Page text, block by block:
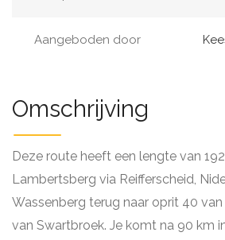
Aangeboden door
Omschrijving
Deze route heeft een lengte van
Lambertsberg via Reifferscheid,
Wassenberg terug naar oprit 40
van Swartbroek. Je komt na 90 km